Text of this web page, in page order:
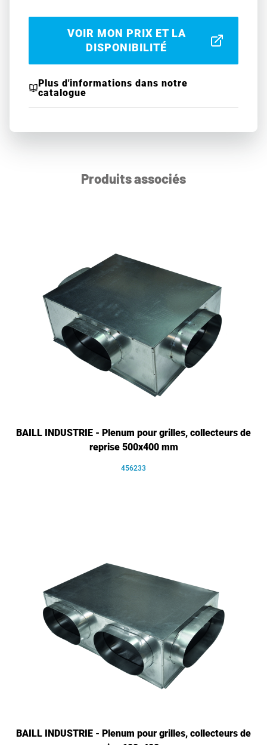
VOIR MON PRIX ET LA
DISPONIBILITÉ
Plus d'informations dans notre
catalogue
Produits associés
BAILL INDUSTRIE - Plenum pour grilles, collecteurs de
reprise 500x400 mm
456233
BAILL INDUSTRIE - Plenum pour grilles, collecteurs de